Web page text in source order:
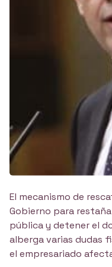
El mecanismo de
Gobierno para
pública y detener el
alberga varias dudas
el empresariado